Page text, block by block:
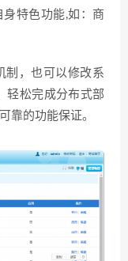
特色功能,如：商
制，也可以修改系
轻松完成分布式部
靠的功能保证。